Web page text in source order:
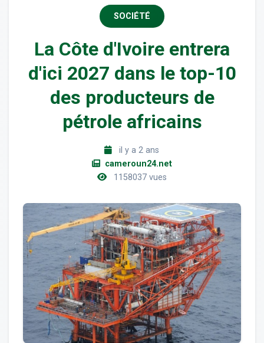
SOCIÉTÉ
La Côte d'Ivoire entrera
d'ici 2027 dans le top-10
des producteurs de
pétrole africains
il y a 2 ans
cameroun24.net
1158037 vues